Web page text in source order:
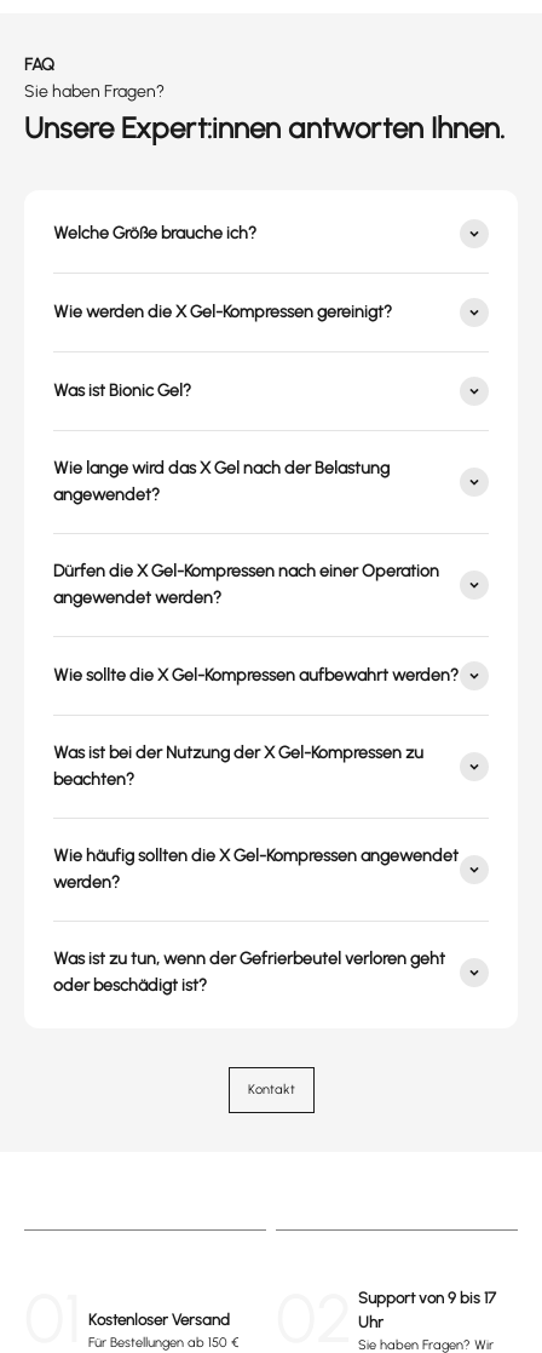
FAQ
Sie haben Fragen?
Unsere Expert:innen antworten Ihnen.
Welche Größe brauche ich?
Wie werden die X Gel-Kompressen gereinigt?
Was ist Bionic Gel?
Wie lange wird das X Gel nach der Belastung
angewendet?
Dürfen die X Gel-Kompressen nach einer Operation
angewendet werden?
Wie sollte die X Gel-Kompressen aufbewahrt werden?
Was ist bei der Nutzung der X Gel-Kompressen zu
beachten?
Wie häufig sollten die X Gel-Kompressen angewendet
werden?
Was ist zu tun, wenn der Gefrierbeutel verloren geht
oder beschädigt ist?
Kontakt
Kostenloser Versand
Für Bestellungen ab 150 €
Support von 9 bis 17
Uhr
Sie haben Fragen? Wir